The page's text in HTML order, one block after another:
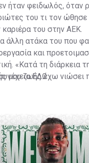
ήταν φειδωλός, όταν
του τι τον ώθησε
καριέρα του στην ΑΕΚ.
άλλη ατάκα του που
και
«Κατά τη διάρκεια
μου ζωής έχω νιώσει
ΕΔΩ